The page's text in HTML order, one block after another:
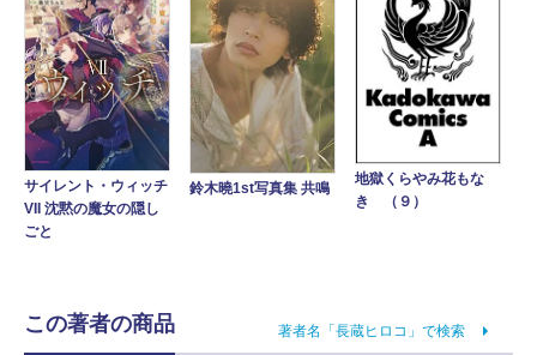
サイレント・ウィッチ
VII 沈黙の魔女の隠し
ごと
鈴木曉1st写真集 共鳴
地獄くらやみ花もな
き （９）
この著者の商品 著者名「長蔵ヒロコ」で検索